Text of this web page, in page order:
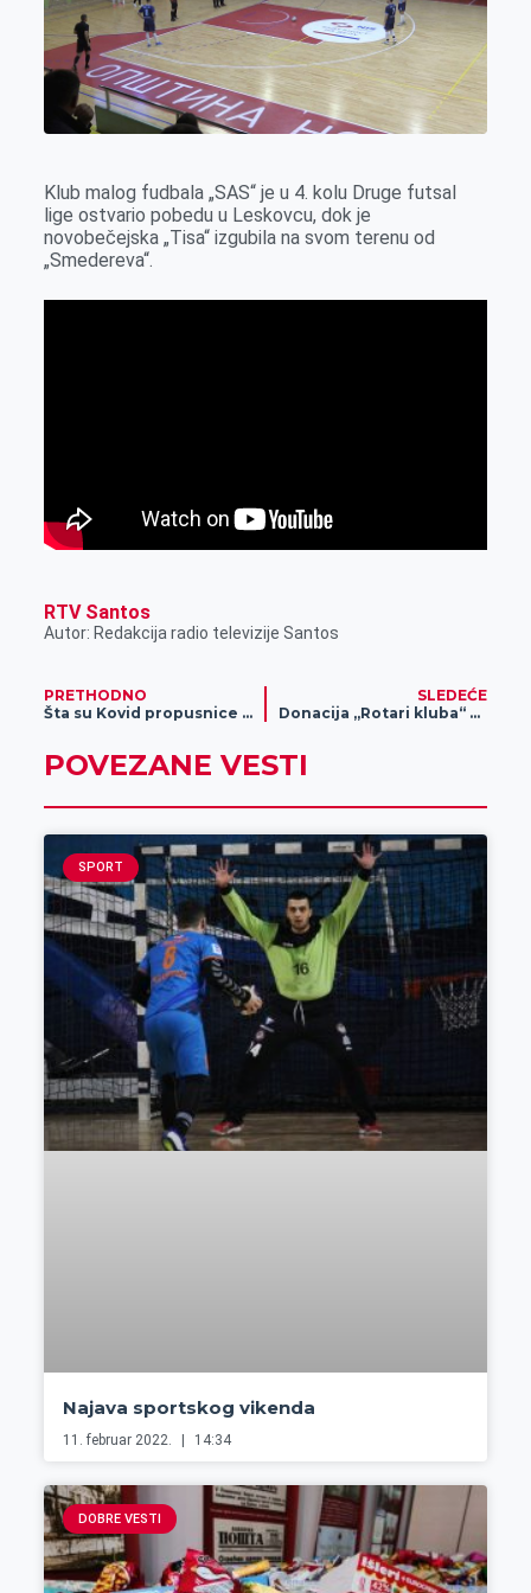
o
k
g
e
r
I
n
p
p
Klub malog fudbala „SAS“ je u 4. kolu Druge futsal
lige ostvario pobedu u Leskovcu, dok je
novobečejska „Tisa“ izgubila na svom terenu od
„Smedereva“.
RTV Santos
Autor: Redakcija radio televizije Santos
PRETHODNO
Šta su Kovid propusnice i ko mora da ih poseduje?
SLEDEĆE
Donacija „Rotari kluba“ učenicima Zrenjaninske gimnazije
POVEZANE VESTI
SPORT
Najava sportskog vikenda
11. februar 2022. 14:34
DOBRE VESTI